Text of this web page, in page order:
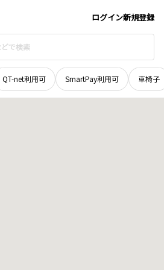
ログイン新規登録
QT-net利用可 SmartPay利用可 車椅子